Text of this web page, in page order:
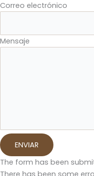
Correo electrónico
Mensaje
ENVIAR
The form has been